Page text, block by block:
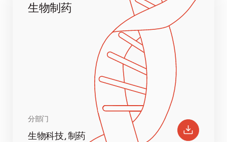
生物制药
分部门
生物科技, 制药